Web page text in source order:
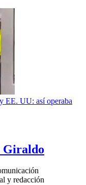
EE. UU: así operaba
Giraldo
y redacción